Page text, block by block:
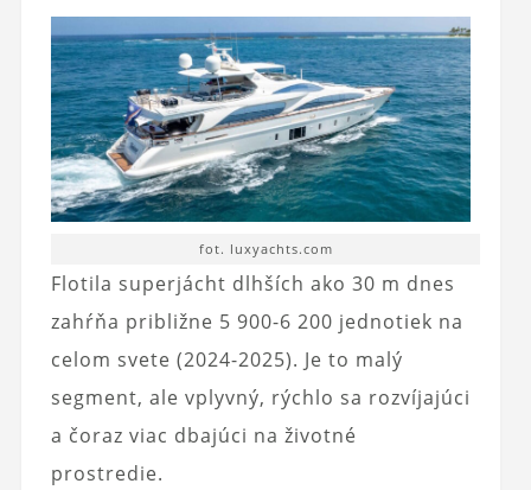
fot. luxyachts.com
Flotila superjácht dlhších ako 30 m dnes
zahŕňa približne 5 900-6 200 jednotiek na
celom svete (2024-2025). Je to malý
segment, ale vplyvný, rýchlo sa rozvíjajúci
a čoraz viac dbajúci na životné
prostredie.